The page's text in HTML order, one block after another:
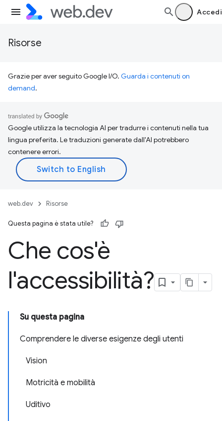
Accedi
Risorse
Grazie per aver seguito Google I/O. Guarda i contenuti on
demand.
Google utilizza la tecnologia AI per tradurre i contenuti nella tua
lingua preferita. Le traduzioni generate dall'AI potrebbero
contenere errori.
web.dev Risorse
Questa pagina è stata utile?
Che cos'è
l'accessibilità?
Su questa pagina
Comprendere le diverse esigenze degli utenti
Vision
Motricità e mobilità
Uditivo